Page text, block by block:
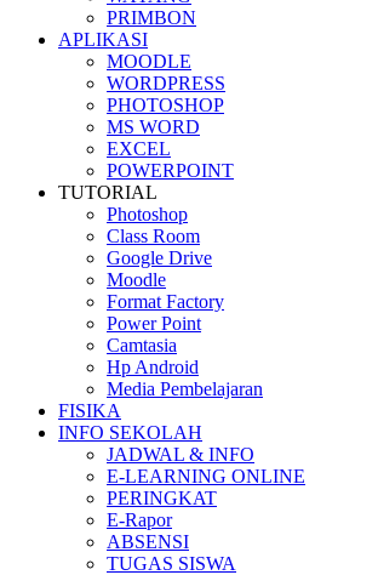
PRIMBON
APLIKASI
MOODLE
WORDPRESS
PHOTOSHOP
MS WORD
EXCEL
POWERPOINT
TUTORIAL
Photoshop
Class Room
Google Drive
Moodle
Format Factory
Power Point
Camtasia
Hp Android
Media Pembelajaran
FISIKA
INFO SEKOLAH
JADWAL & INFO
E-LEARNING ONLINE
PERINGKAT
E-Rapor
ABSENSI
TUGAS SISWA